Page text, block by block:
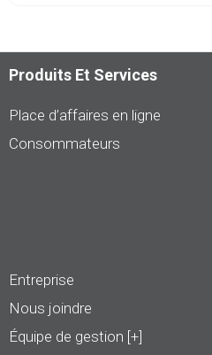
Produits Et Services
Place d’affaires en ligne
Consommateurs
Entreprise
Nous joindre
Équipe de gestion [+]